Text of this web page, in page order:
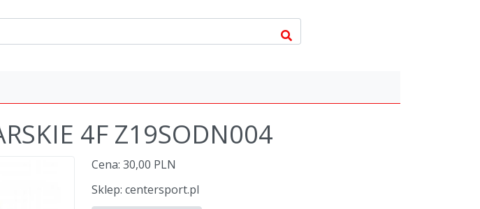
4F Z19SODN004
Cena: 30,00 PLN
Sklep: centersport.pl